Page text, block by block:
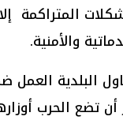
المتراكمة
والأمنية.
البلدية
أن تضع الحرب